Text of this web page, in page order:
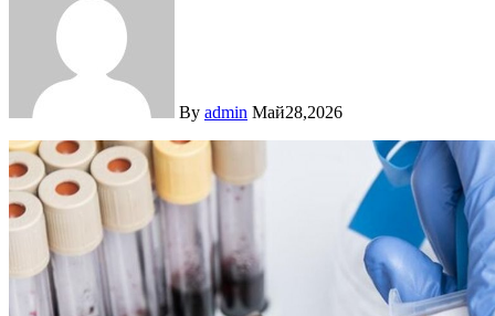
By admin Май28,2026